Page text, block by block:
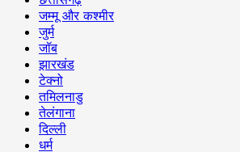
जम्मू और कश्मीर
जुर्म
जॉब
झारखंड
टेक्नो
तमिलनाडु
तेलंगाना
दिल्ली
धर्म